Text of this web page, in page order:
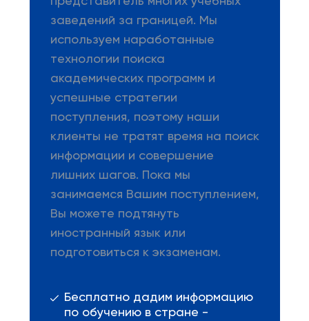
заведений за границей. Мы
используем наработанные
технологии поиска
академических программ и
успешные стратегии
поступления, поэтому наши
клиенты не тратят время на поиск
информации и совершение
лишних шагов. Пока мы
занимаемся Вашим поступлением,
Вы можете подтянуть
иностранный язык или
подготовиться к экзаменам.
Бесплатно дадим информацию
по обучению в стране -